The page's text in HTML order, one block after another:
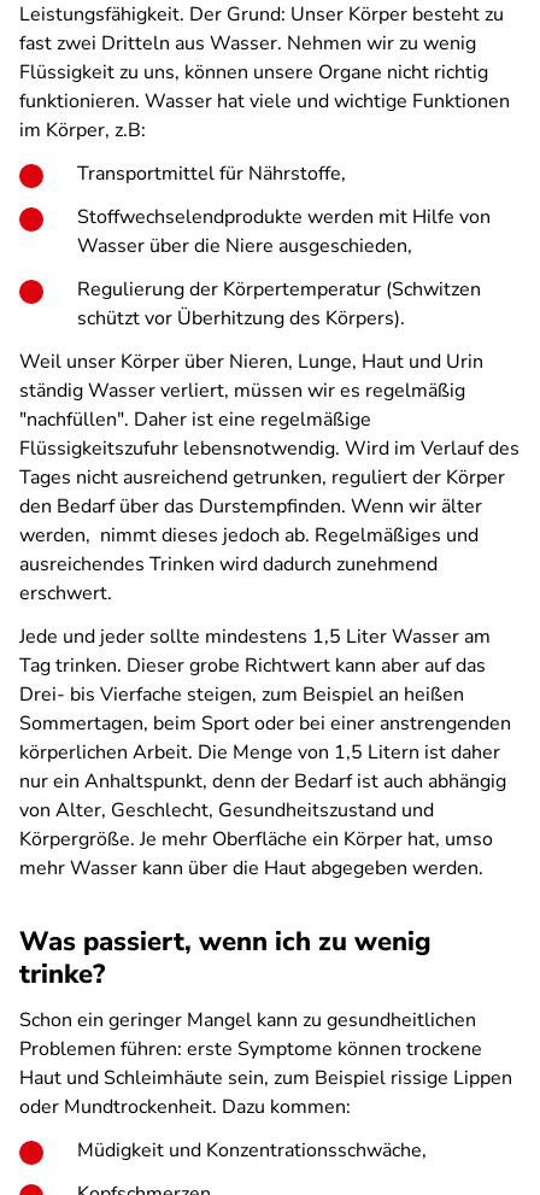
Leistungsfähigkeit. Der Grund: Unser Körper besteht zu
fast zwei Dritteln aus Wasser. Nehmen wir zu wenig
Flüssigkeit zu uns, können unsere Organe nicht richtig
funktionieren. Wasser hat viele und wichtige Funktionen
im Körper, z.B:
Transportmittel für Nährstoffe,
Stoffwechselendprodukte werden mit Hilfe von
Wasser über die Niere ausgeschieden,
Regulierung der Körpertemperatur (Schwitzen
schützt vor Überhitzung des Körpers).
Weil unser Körper über Nieren, Lunge, Haut und Urin
ständig Wasser verliert, müssen wir es regelmäßig
"nachfüllen". Daher ist eine regelmäßige
Flüssigkeitszufuhr lebensnotwendig. Wird im Verlauf des
Tages nicht ausreichend getrunken, reguliert der Körper
den Bedarf über das Durstempfinden. Wenn wir älter
werden, nimmt dieses jedoch ab. Regelmäßiges und
ausreichendes Trinken wird dadurch zunehmend
erschwert.
Jede und jeder sollte mindestens 1,5 Liter Wasser am
Tag trinken. Dieser grobe Richtwert kann aber auf das
Drei- bis Vierfache steigen, zum Beispiel an heißen
Sommertagen, beim Sport oder bei einer anstrengenden
körperlichen Arbeit. Die Menge von 1,5 Litern ist daher
nur ein Anhaltspunkt, denn der Bedarf ist auch abhängig
von Alter, Geschlecht, Gesundheitszustand und
Körpergröße. Je mehr Oberfläche ein Körper hat, umso
mehr Wasser kann über die Haut abgegeben werden.
Was passiert, wenn ich zu wenig
trinke?
Schon ein geringer Mangel kann zu gesundheitlichen
Problemen führen: erste Symptome können trockene
Haut und Schleimhäute sein, zum Beispiel rissige Lippen
oder Mundtrockenheit. Dazu kommen:
Müdigkeit und Konzentrationsschwäche,